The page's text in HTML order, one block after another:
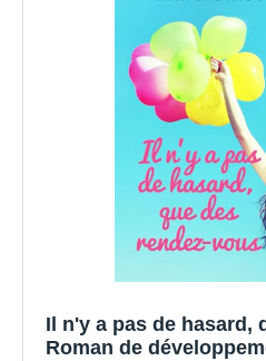
Il n'y a pas de hasard,
Roman de